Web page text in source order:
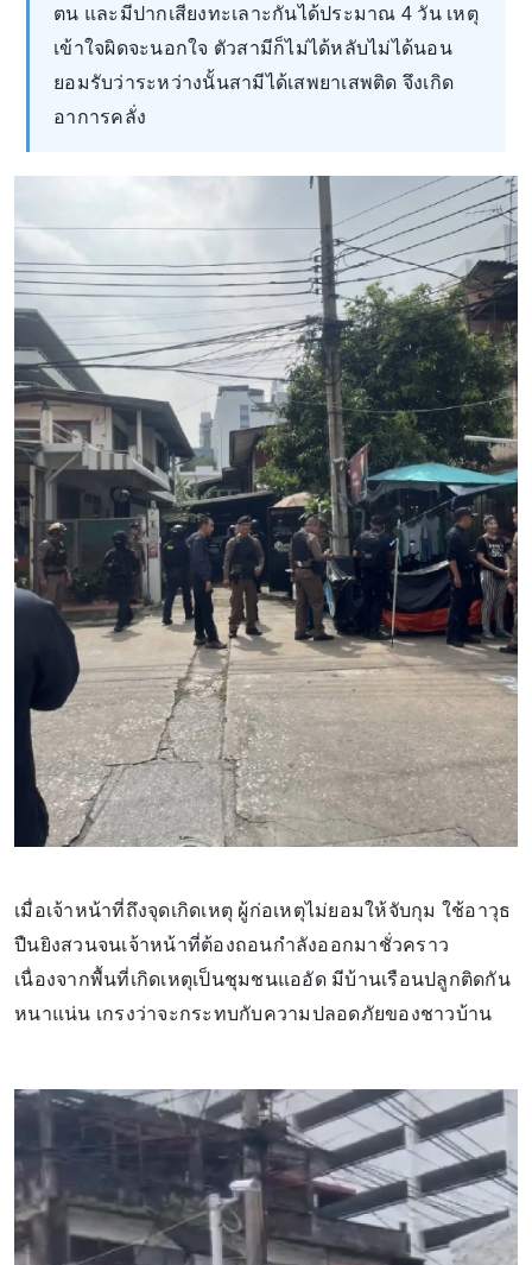
ตน และมีปากเสียงทะเลาะกันได้ประมาณ 4 วัน เหตุ
เข้าใจผิดจะนอกใจ ตัวสามีก็ไม่ได้หลับไม่ได้นอน
ยอมรับว่าระหว่างนั้นสามีได้เสพยาเสพติด จึงเกิด
อาการคลั่ง
เมื่อเจ้าหน้าที่ถึงจุดเกิดเหตุ ผู้ก่อเหตุไม่ยอมให้จับกุม ใช้อาวุธ
ปืนยิงสวนจนเจ้าหน้าที่ต้องถอนกำลังออกมาชั่วคราว
เนื่องจากพื้นที่เกิดเหตุเป็นชุมชนแออัด มีบ้านเรือนปลูกติดกัน
หนาแน่น เกรงว่าจะกระทบกับความปลอดภัยของชาวบ้าน